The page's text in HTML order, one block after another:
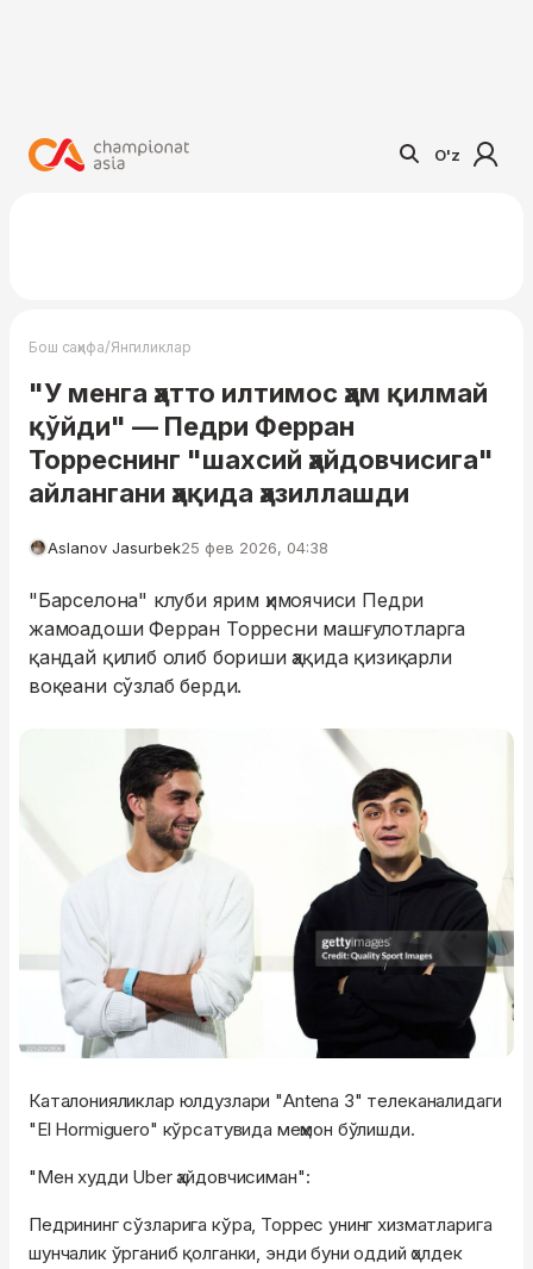
O'z
Бош саҳифа/Янгиликлар
"У менга ҳатто илтимос ҳам қилмай
қўйди" — Педри Ферран
Торреснинг "шахсий ҳайдовчисига"
айлангани ҳақида ҳазиллашди
Aslanov Jasurbek25 фев 2026, 04:38
"Барселона" клуби ярим ҳимоячиси Педри
жамоадоши Ферран Торресни машғулотларга
қандай қилиб олиб бориши ҳақида қизиқарли
воқеани сўзлаб берди.
Каталонияликлар юлдузлари "Antena 3" телеканалидаги
"El Hormiguero" кўрсатувида меҳмон бўлишди.
"Мен худди Uber ҳайдовчисиман":
Педрининг сўзларига кўра, Торрес унинг хизматларига
шунчалик ўрганиб қолганки, энди буни оддий ҳолдек